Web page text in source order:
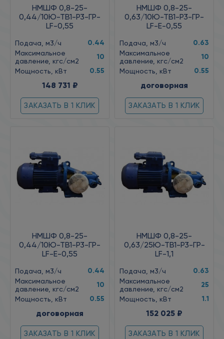
НМШФ 0,8-25-
0,44/10Ю-ТВ1-Р3-ГР-
LF-0,55
Подача, м3/ч 0.44
Максимальное
давление, кгс/см2
10
Мощность, кВт 0.55
148 731 ₽
ЗАКАЗАТЬ В 1 КЛИК
НМШФ 0,8-25-
0,63/10Ю-ТВ1-Р3-ГР-
LF-Е-0,55
Подача, м3/ч 0.63
Максимальное
давление, кгс/см2
10
Мощность, кВт 0.55
договорная
ЗАКАЗАТЬ В 1 КЛИК
НМШФ 0,8-25-
0,44/10Ю-ТВ1-Р3-ГР-
LF-Е-0,55
Подача, м3/ч 0.44
Максимальное
давление, кгс/см2
10
Мощность, кВт 0.55
договорная
ЗАКАЗАТЬ В 1 КЛИК
НМШФ 0,8-25-
0,63/25Ю-ТВ1-Р3-ГР-
LF-1,1
Подача, м3/ч 0.63
Максимальное
давление, кгс/см2
25
Мощность, кВт 1.1
152 025 ₽
ЗАКАЗАТЬ В 1 КЛИК